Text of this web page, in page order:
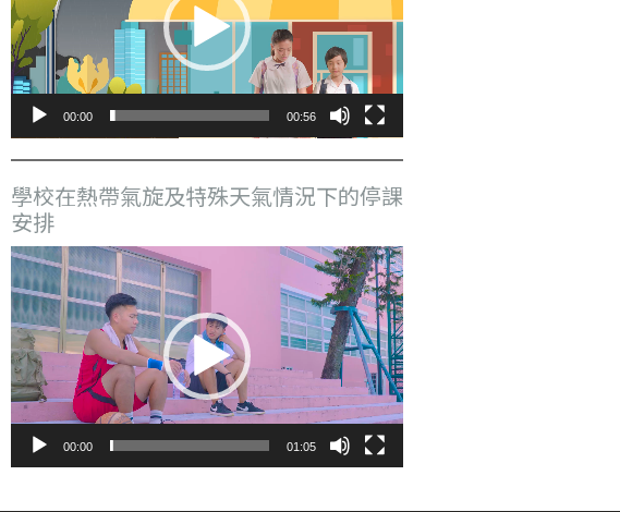
放
器
00:00 00:56
學校在熱帶氣旋及特殊天氣情況下的停課
安排
視
訊
播
放
器
00:00 01:05